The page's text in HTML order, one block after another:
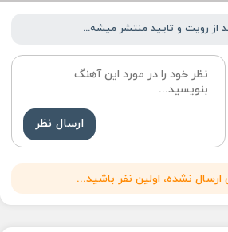
از رویت و تایید منتشر میشه...
ارسال نظر
ارسال نشده، اولین نفر باشید...